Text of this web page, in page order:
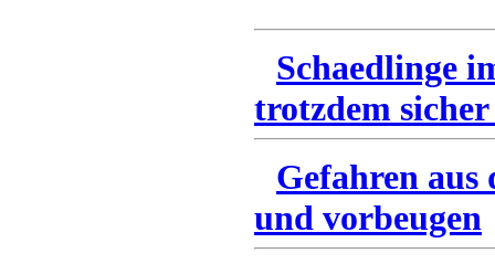
Schaedlinge
trotzdem
Gefahren
und vorbeugen